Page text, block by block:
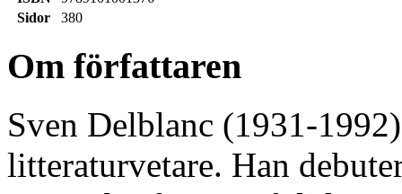
Sidor
380
Om författaren
Sven Delblanc (1931-
litteraturvetare. Han